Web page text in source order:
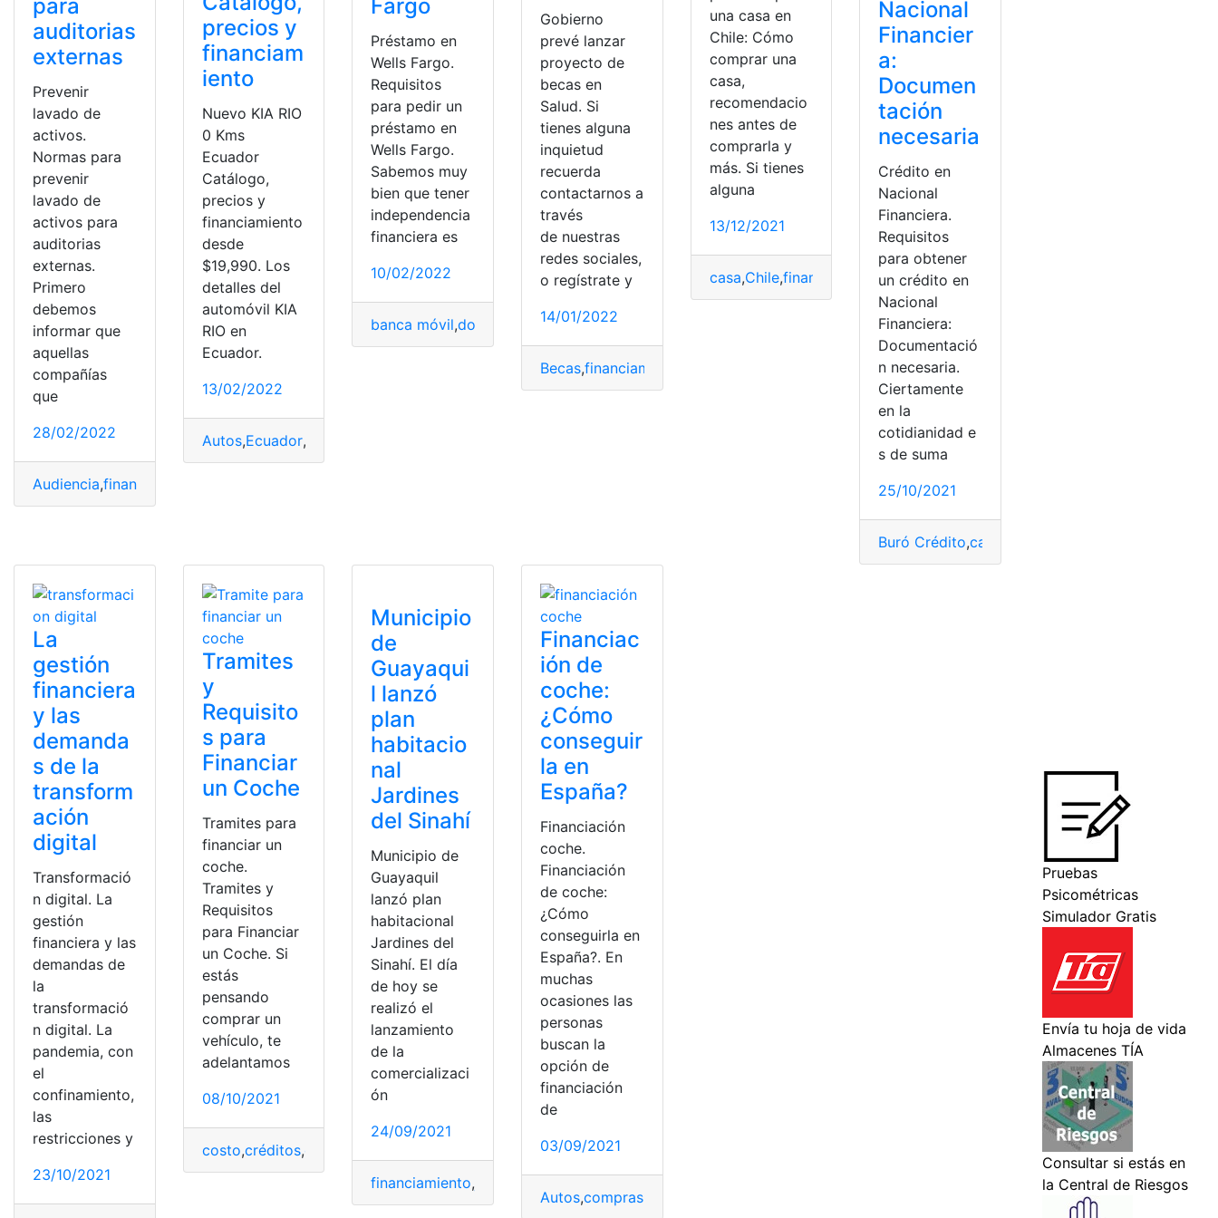
para
auditorias
externas
Prevenir
lavado de
activos.
Normas para
prevenir
lavado de
activos para
auditorias
externas.
Primero
debemos
informar que
aquellas
compañías
que
28/02/2022
Audiencia,financiamiento
precios y
financiam
iento
Nuevo KIA RIO
0 Kms
Ecuador
Catálogo,
precios y
financiamiento
desde
$19,990. Los
detalles del
automóvil KIA
RIO en
Ecuador.
13/02/2022
Autos,Ecuador,
Fargo
Préstamo en
Wells Fargo.
Requisitos
para pedir un
préstamo en
Wells Fargo.
Sabemos muy
bien que tener
independencia
financiera es
10/02/2022
banca móvil,documentación,Estados Unidos Solicitud de documentos
Gobierno
prevé lanzar
proyecto de
becas en
Salud. Si
tienes alguna
inquietud
recuerda
contactarnos a
través
de nuestras
redes sociales,
o regístrate y
14/01/2022
Becas,financiamiento Proyecto,Salud
una casa en
Chile: Cómo
comprar una
casa,
recomendacio
nes antes de
comprarla y
más. Si tienes
alguna
13/12/2021
casa,Chile,financiamiento,presupuesto
Nacional
Financier
a:
Documen
tación
necesaria
Crédito en
Nacional
Financiera.
Requisitos
para obtener
un crédito en
Nacional
Financiera:
Documentació
n necesaria.
Ciertamente
en la
cotidianidad e
s de suma
25/10/2021
Buró Crédito,capitales
La
gestión
financiera
y las
demanda
s de la
transform
ación
digital
Transformació
n digital. La
gestión
financiera y las
demandas de
la
transformació
n digital. La
pandemia, con
el
confinamiento,
las
restricciones y
23/10/2021
Tramites
y
Requisito
s para
Financiar
un Coche
Tramites para
financiar un
coche.
Tramites y
Requisitos
para Financiar
un Coche. Si
estás
pensando
comprar un
vehículo, te
adelantamos
08/10/2021
costo,créditos,documentación España,Financiadas Vehículo,vehículos
Municipio
de
Guayaqui
l lanzó
plan
habitacio
nal
Jardines
del Sinahí
Municipio de
Guayaquil
lanzó plan
habitacional
Jardines del
Sinahí. El día
de hoy se
realizó el
lanzamiento
de la
comercializaci
ón
24/09/2021
financiamiento,
Financiac
ión de
coche:
¿Cómo
conseguir
la en
España?
Financiación
coche.
Financiación
de coche:
¿Cómo
conseguirla en
España?. En
muchas
ocasiones las
personas
buscan la
opción de
financiación
de
03/09/2021
Autos,compras,